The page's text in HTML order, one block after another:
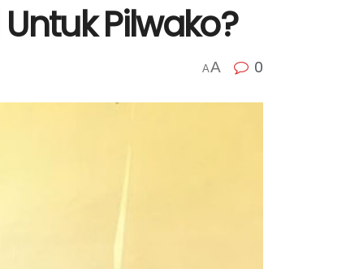
Pilwako?
AA 0